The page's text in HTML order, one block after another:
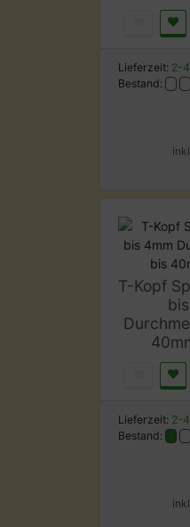
Lieferzeit: 2-
Bestand:
T-Kopf
Lieferzeit: 2-
Bestand: